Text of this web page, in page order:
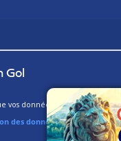
Gol
données soient utilisées par
des données.